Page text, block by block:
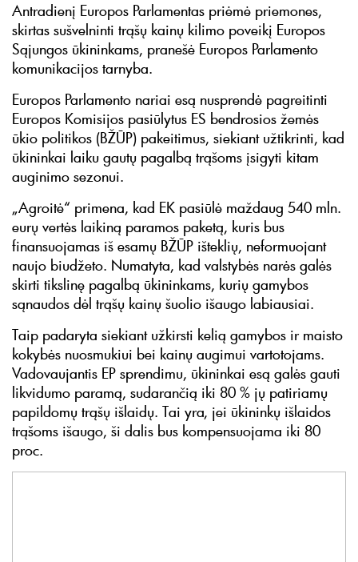
Antradienį Europos Parlamentas priėmė priemones,
skirtas sušvelninti trąšų kainų kilimo poveikį Europos
Sąjungos ūkininkams, pranešė Europos Parlamento
komunikacijos tarnyba.
Europos Parlamento nariai esą nusprendė pagreitinti
Europos Komisijos pasiūlytus ES bendrosios žemės
ūkio politikos (BŽŪP) pakeitimus, siekiant užtikrinti, kad
ūkininkai laiku gautų pagalbą trąšoms įsigyti kitam
auginimo sezonui.
„Agroitė“ primena, kad EK pasiūlė maždaug 540 mln.
eurų vertės laikiną paramos paketą, kuris bus
finansuojamas iš esamų BŽŪP išteklių, neformuojant
naujo biudžeto. Numatyta, kad valstybės narės galės
skirti tikslinę pagalbą ūkininkams, kurių gamybos
sąnaudos dėl trąšų kainų šuolio išaugo labiausiai.
Taip padaryta siekiant užkirsti kelią gamybos ir maisto
kokybės nuosmukiui bei kainų augimui vartotojams.
Vadovaujantis EP sprendimu, ūkininkai esą galės gauti
likvidumo paramą, sudarančią iki 80 % jų patiriamų
papildomų trąšų išlaidų. Tai yra, jei ūkininkų išlaidos
trąšoms išaugo, ši dalis bus kompensuojama iki 80
proc.